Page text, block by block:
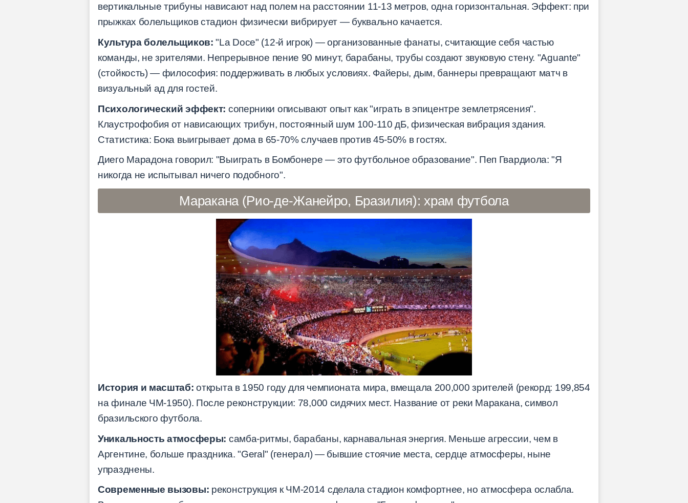
вертикальные трибуны нависают над полем на расстоянии 11-13 метров, одна горизонтальная. Эффект: при
прыжках болельщиков стадион физически вибрирует — буквально качается.
Культура болельщиков: "La Doce" (12-й игрок) — организованные фанаты, считающие себя частью
команды, не зрителями. Непрерывное пение 90 минут, барабаны, трубы создают звуковую стену. "Aguante"
(стойкость) — философия: поддерживать в любых условиях. Файеры, дым, баннеры превращают матч в
визуальный ад для гостей.
Психологический эффект: соперники описывают опыт как "играть в эпицентре землетрясения".
Клаустрофобия от нависающих трибун, постоянный шум 100-110 дБ, физическая вибрация здания.
Статистика: Бока выигрывает дома в 65-70% случаев против 45-50% в гостях.
Диего Марадона говорил: "Выиграть в Бомбонере — это футбольное образование". Пеп Гвардиола: "Я
никогда не испытывал ничего подобного".
Маракана (Рио-де-Жанейро, Бразилия): храм футбола
История и масштаб: открыта в 1950 году для чемпионата мира, вмещала 200,000 зрителей (рекорд: 199,854
на финале ЧМ-1950). После реконструкции: 78,000 сидячих мест. Название от реки Маракана, символ
бразильского футбола.
Уникальность атмосферы: самба-ритмы, барабаны, карнавальная энергия. Меньше агрессии, чем в
Аргентине, больше праздника. "Geral" (генерал) — бывшие стоячие места, сердце атмосферы, ныне
упразднены.
Современные вызовы: реконструкция к ЧМ-2014 сделала стадион комфортнее, но атмосфера ослабла.